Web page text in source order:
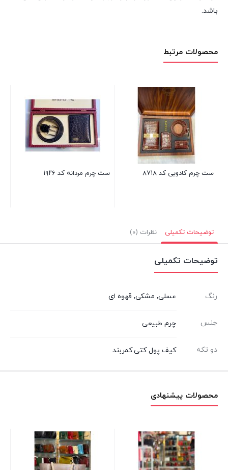
باشد.
محصولات مرتبط
ست چرم کادویی کد ۸۷۱۸ ست چرم مردانه کد ۱۹۲۶
توضیحات تکمیلی نظرات (۰)
توضیحات تکمیلی
رنگ عسلی, مشکی, قهوه ای
جنس چرم طبیعی
دو تکه کیف پول کتی.کمربند
محصولات پیشنهادی